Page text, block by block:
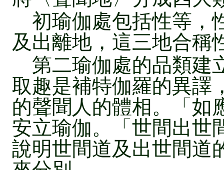
初瑜伽處包括性等，
及出離地，這三地合稱
第二瑜伽處的品類建
取趣是補特伽羅的異譯
的聲聞人的體相。「如
安立瑜伽。「世間出世
說明世間道及出世間道